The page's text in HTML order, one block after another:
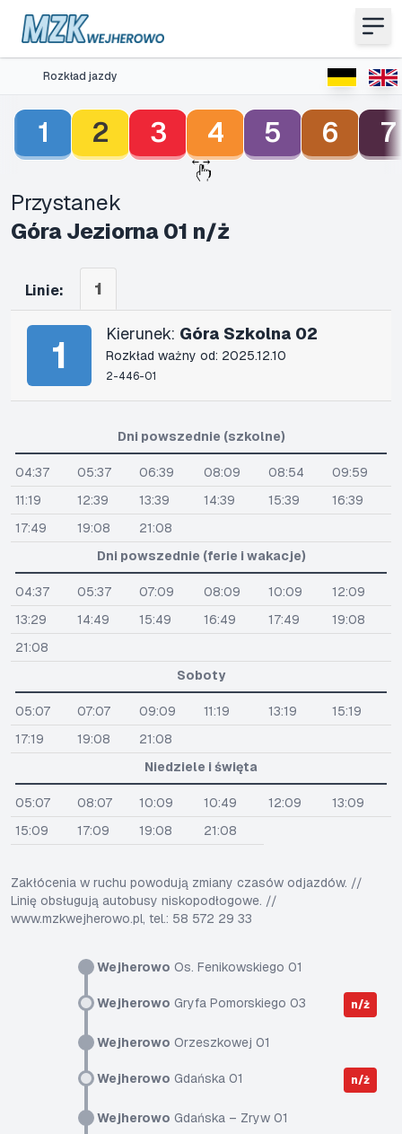
Rozkład jazdy
1 2 3 4 5 6 7
Przystanek
Góra Jeziorna 01 n/ż
Linie: 1
1 Kierunek: Góra Szkolna 02
Rozkład ważny od: 2025.12.10
2-446-01
Wejherowo Os. Fenikowskiego 01
Wejherowo Gryfa Pomorskiego 03 n/ż
Wejherowo Orzeszkowej 01
Wejherowo Gdańska 01 n/ż
Wejherowo Gdańska – Zryw 01
Dni powszednie (szkolne)
04:37 05:37 06:39 08:09 08:54
09:59
11:19
12:39 13:39 14:39 15:39
16:39
17:49
19:08
21:08
Dni powszednie (ferie i wakacje)
04:37 05:37 07:09 08:09 10:09
12:09
13:29
14:49 15:49 16:49 17:49
19:08
21:08
Soboty
05:07 07:07 09:09 11:19 13:19
15:19
17:19
19:08
21:08
Niedziele i święta
05:07 08:07 10:09 10:49 12:09
13:09
15:09
17:09 19:08 21:08
Zakłócenia w ruchu powodują zmiany czasów odjazdów. //
Linię obsługują autobusy niskopodłogowe. //
www.mzkwejherowo.pl, tel.: 58 572 29 33